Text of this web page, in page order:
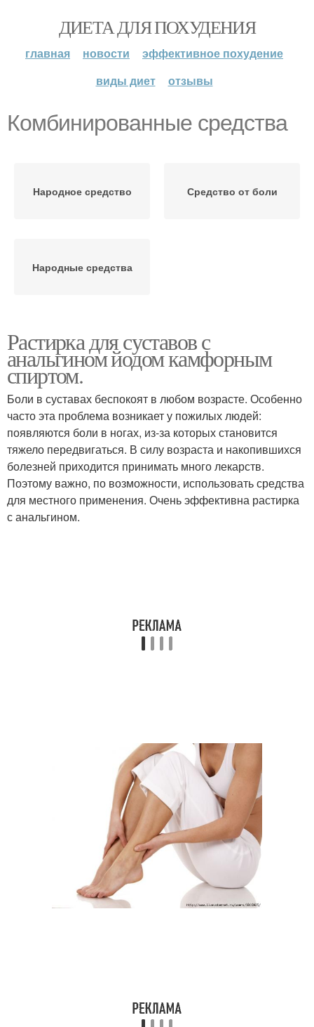
ДИЕТА ДЛЯ ПОХУДЕНИЯ
главная новости
эффективное похудение
виды диет
отзывы
Комбинированные средства
Народное средство Средство от боли
Народные средства
Растирка для суставов с
анальгином йодом камфорным
спиртом.
Боли в суставах беспокоят в любом возрасте. Особенно
часто эта проблема возникает у пожилых людей:
появляются боли в ногах, из-за которых становится
тяжело передвигаться. В силу возраста и накопившихся
болезней приходится принимать много лекарств.
Поэтому важно, по возможности, использовать средства
для местного применения. Очень эффективна растирка
с анальгином.